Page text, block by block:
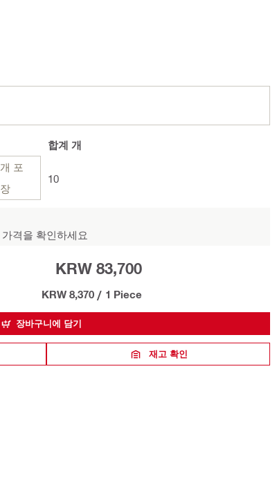
개 포
장
합계 개
10
격을 확인하세요
KRW 83,700
KRW 8,370 / 1 Piece
장바구니에 담기
재고 확인